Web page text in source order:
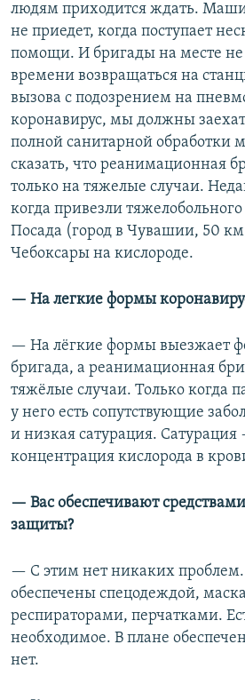
людям приходится ждать.
не приедет, когда поступает
помощи. И бригады на месте не
времени возвращаться на
вызова с подозрением на
коронавирус, мы должны
полной санитарной
сказать, что реанимационная
только на тяжелые случаи.
когда привезли
Посада (город в Чувашии, 50 км
Чебоксары на кислороде.
— На легкие формы
— На лёгкие формы выезжает
бригада, а реанимационная
тяжёлые случаи. Только когда
у него есть сопутствующие
и низкая сатурация. Сатурация
концентрация кислорода в
— Вас обеспечивают
защиты?
— С этим нет никаких
обеспечены спецодеждой,
респираторами, перчатками.
необходимое. В плане
нет.